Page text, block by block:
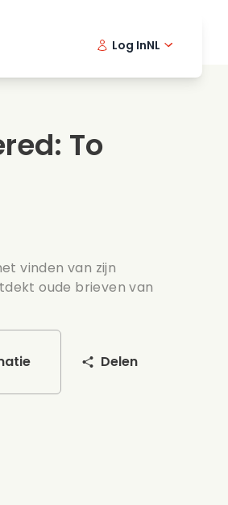
Log InNL
To
vinden van zijn
oude brieven van
Delen